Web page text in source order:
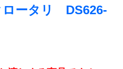
ータリ DS626-